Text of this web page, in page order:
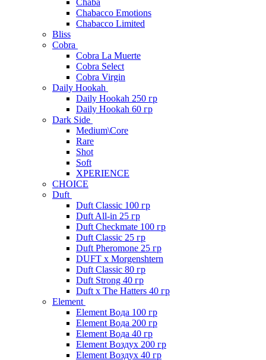
Chabacco Emotions
Chabacco Limited
Bliss
Cobra
Cobra La Muerte
Cobra Select
Cobra Virgin
Daily Hookah
Daily Hookah 250 гр
Daily Hookah 60 гр
Dark Side
Medium\Core
Rare
Shot
Soft
XPERIENCE
CHOICE
Duft
Duft Classic 100 гр
Duft All-in 25 гр
Duft Checkmate 100 гр
Duft Classic 25 гр
Duft Pheromone 25 гр
DUFT x Morgenshtern
Duft Classic 80 гр
Duft Strong 40 гр
Duft x The Hatters 40 гр
Element
Element Вода 100 гр
Element Вода 200 гр
Element Вода 40 гр
Element Воздух 200 гр
Element Воздух 40 гр